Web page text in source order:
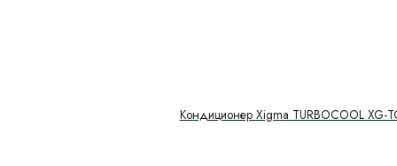
Кондиционер Xigma TURBOCOOL XG-